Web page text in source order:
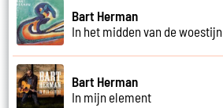
Bart Herman
In het midden van de woestijn
Bart Herman
In mijn element